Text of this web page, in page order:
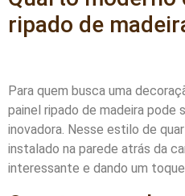
ripado de
Para quem busca uma
painel ripado de madeira pode
inovadora. Nesse estilo de
instalado na parede atrás da
interessante e dando um